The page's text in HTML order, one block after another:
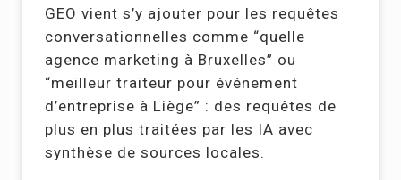
GEO vient s’y ajouter pour les requêtes
conversationnelles comme “quelle
agence marketing à Bruxelles” ou
“meilleur traiteur pour événement
d’entreprise à Liège” : des requêtes de
plus en plus traitées par les IA avec
synthèse de sources locales.